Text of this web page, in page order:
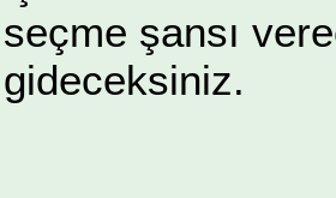
seçme şansı
gideceksiniz.